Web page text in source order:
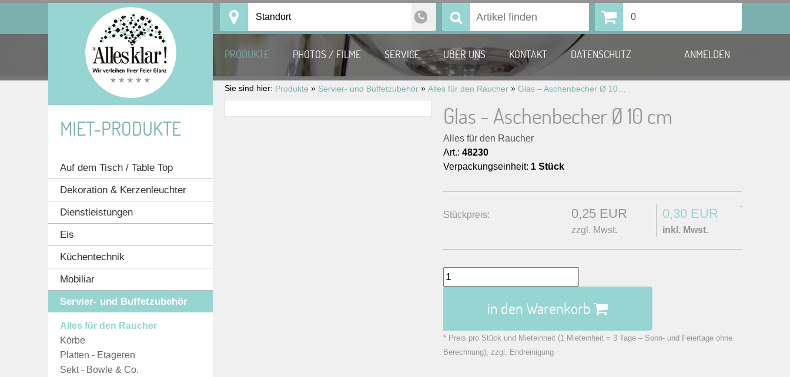
Standort Suchen 0
PRODUKTE PHOTOS / FILME SERVICE ÜBER UNS KONTAKT DATENSCHUTZ ANMELDEN
Sie sind hier: Produkte » Servier- und Buffetzubehör » Alles für den Raucher »
Glas - Aschenbecher Ø 10 cm
Alles für den Raucher
Art.: 48230
Verpackungseinheit: 1 Stück
Stückpreis: 0,25 EUR
zzgl. Mwst.
0,30 EUR *
inkl. Mwst.
in den Warenkorb
* Preis pro Stück und Mieteinheit (1 Mieteinheit = 3 Tage – Sonn- und Feiertage ohne
Berechnung), zzgl. Endreinigung
MIET-PRODUKTE
Auf dem Tisch / Table Top
Dekoration & Kerzenleuchter
Dienstleistungen
Eis
Küchentechnik
Mobiliar
Servier- und Buffetzubehör
Alles für den Raucher
Körbe
Platten - Etageren
Sekt - Bowle & Co.